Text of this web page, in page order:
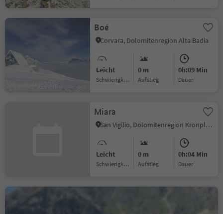
Boé
Corvara, Dolomitenregion Alta Badia
Leicht
Schwierigkeitsgrad
0 m
Aufstieg
0h:09 Min
Dauer
Miara
San Vigilio, Dolomitenregion Kronplatz
Leicht
Schwierigkeitsgrad
0 m
Aufstieg
0h:04 Min
Dauer
Seilbahn Aschbach
Rabland/Partschins